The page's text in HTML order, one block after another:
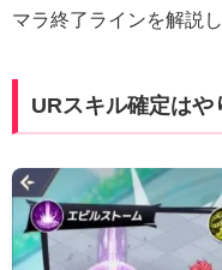
マラ終了ラインを解説し
URスキル確定はや